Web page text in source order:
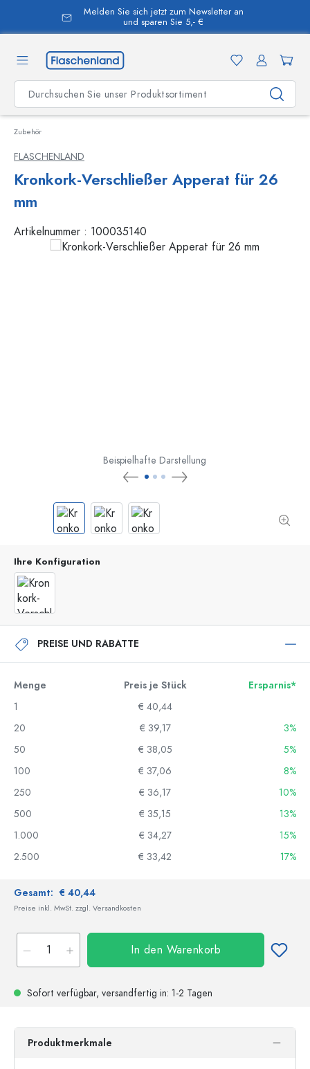
springen
Melden Sie sich jetzt zum Newsletter an
und sparen Sie 5,- €
Zubehör
FLASCHENLAND
Kronkork-Verschließer Apperat für 26
mm
Artikelnummer : 100035140
Beispielhafte Darstellung
Ihre Konfiguration
PREISE UND RABATTE
Menge Preis je Stück
Ersparnis*
1
€ 40,44
20
€ 39,17
3%
50
€ 38,05
5%
100
€ 37,06
8%
250
€ 36,17
10%
500
€ 35,15
13%
1.000
€ 34,27
15%
2.500
€ 33,42 17%
Gesamt: € 40,44
Preise inkl. MwSt. zzgl. Versandkosten
In den Warenkorb
Sofort verfügbar, versandfertig in: 1-2 Tagen
Produktmerkmale